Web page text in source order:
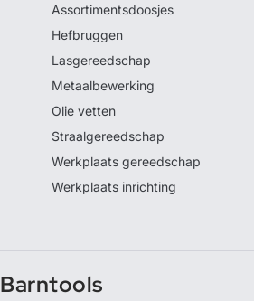
Assortimentsdoosjes
Hefbruggen
Lasgereedschap
Metaalbewerking
Olie vetten
Straalgereedschap
Werkplaats gereedschap
Werkplaats inrichting
Barntools